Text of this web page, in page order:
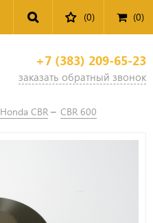
(0) (0)
+7 (383) 209-65-23
заказать обратный звонок
Honda CBR CBR 600